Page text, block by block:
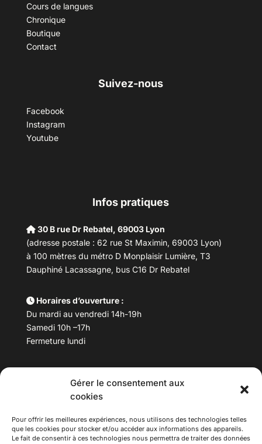
Gérer le consentement aux
cookies
Pour offrir les meilleures expériences, nous utilisons des technologies telles
que les cookies pour stocker et/ou accéder aux informations des appareils.
Le fait de consentir à ces technologies nous permettra de traiter des données
Cours de langues
Chronique
Boutique
Contact
Suivez-nous
Facebook
Instagram
Youtube
Infos pratiques
30 B rue Dr Rebatel, 69003 Lyon
(adresse postale : 62 rue St Maximin, 69003 Lyon)
à 100 mètres du métro D Monplaisir Lumière, T3
Dauphiné Lacassagne, bus C16 Dr Rebatel
Horaires d’ouverture :
Du mardi au vendredi 14h-19h
Samedi 10h –17h
Fermeture lundi
maisondesculturesasiatiques@asiexpo.com